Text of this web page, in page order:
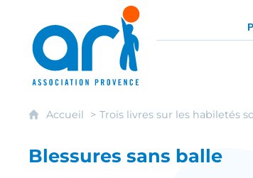
ARI - Association
Accueil Trois livres sur les habiletés
Blessures sans balle